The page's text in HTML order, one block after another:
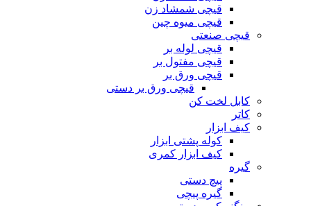
قیچی شمشاد زن
قیچی میوه چین
قیچی صنعتی
قیچی لوله بر
قیچی مفتول بر
قیچی ورق بر
قیچی ورق بر دستی
کابل لخت کن
کاتر
کیف ابزار
کوله پشتی ابزار
کیف ابزار کمری
گیره
پیچ دستی
گیره پیچی